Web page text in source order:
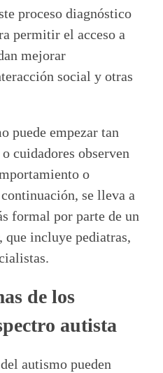
proceso diagnóstico
permitir el acceso a
mejorar
social y otras
puede empezar tan
cuidadores observen
o
se lleva a
formal por parte de un
incluye pediatras,
de los
autista
autismo pueden